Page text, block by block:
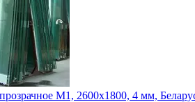
М1, 2600х1800, 4 мм,